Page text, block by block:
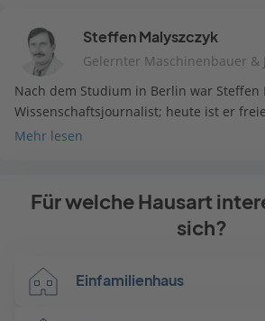
Steffen Malyszczyk
Gelernter Maschinenbauer &
Nach dem Studium in Berlin war Steffen
Wissenschaftsjournalist; heute ist er
Mehr lesen
Für welche Hausart
sich?
Einfamilienhaus